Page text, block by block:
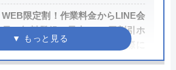
は無料ですし、出張・キャンセル
すので、まずはサイトを覗いてみ
うか？
WEB限定割！作業料金からLINE会
員に無料登録で最大3,000円割引ホ
ームページを見たとお電話の際に
伝えて頂いた方は、作業料金から